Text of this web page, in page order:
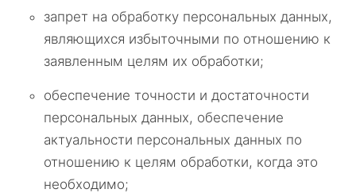
запрет на обработку персональных данных,
являющихся избыточными по отношению к
заявленным целям их обработки;
обеспечение точности и достаточности
персональных данных, обеспечение
актуальности персональных данных по
отношению к целям обработки, когда это
необходимо;